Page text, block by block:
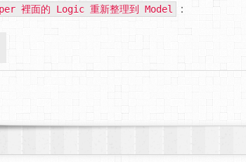
裡面的 Logic 重新整理到 Model ：